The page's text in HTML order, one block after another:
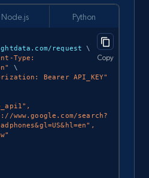
Node.js Python
request \
Type:
\
Bearer API_KEY"
Copy